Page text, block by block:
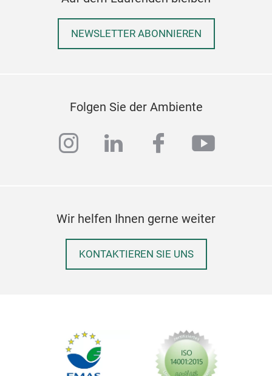
NEWSLETTER ABONNIEREN
Folgen Sie der Ambiente
instagram
linkedinfacebook
Wir helfen Ihnen gerne weiter
KONTAKTIEREN SIE UNS